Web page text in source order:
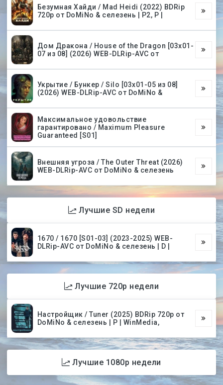
Безумная Хайди / Mad Heidi (2022) BDRip
720p от DoMiNo & селезень | P2, P |
Дом Дракона / House of the Dragon [03х01-
07 из 08] (2026) WEB-DLRip-AVC от
Укрытие / Бункер / Silo [03х01-05 из 08]
(2026) WEB-DLRip-AVC от DoMiNo &
Максимальное удовольствие
гарантировано / Maximum Pleasure
Guaranteed [S01]
Внешняя угроза / The Outer Threat (2026)
WEB-DLRip-AVC от DoMiNo & селезень
Лучшие SD недели
1670 / 1670 [S01-03] (2023-2025) WEB-
DLRip-AVC от DoMiNo & селезень | D |
Лучшие 720p недели
Настройщик / Tuner (2025) BDRip 720p от
DoMiNo & селезень | P | WinMedia,
Лучшие 1080p недели